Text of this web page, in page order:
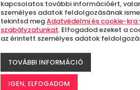
kapcsolatos további információért,
személyes adatok feldolgozásának
tekintsd megAdatvédelmi és cookie-
szabályzatunkat. Elfogadod ezeket a
az érintett személyes adatok
TOVÁBBI INFORMÁCIÓ
IGEN, ELFOGADOM